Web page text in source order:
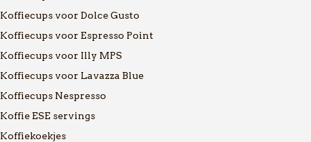
Koffiecups voor Dolce Gusto
Koffiecups voor Espresso Point
Koffiecups voor Illy MPS
Koffiecups voor Lavazza Blue
Koffiecups Nespresso
Koffie ESE servings
Koffiekoekjes